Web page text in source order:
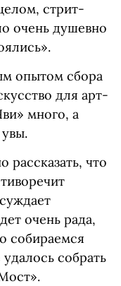
стрит-
очень душевно
опытом сбора
для арт-
много, а
что
очень рада,
собираемся
собрать